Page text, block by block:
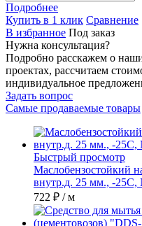
Подробнее
Купить в 1 клик Сравнение
В избранное Под заказ
Нужна консультация?
Подробно расскажем о
проектах, рассчитаем
индивидуальное
Задать вопрос
Самые продаваемые товары
Быстрый просмотр
Маслобензостойкий
внутр.д. 25 мм., -
722 ₽ / м